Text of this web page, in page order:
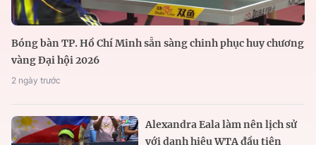
Bóng bàn TP. Hồ Chí Minh sẵn sàng chinh phục huy chương
vàng Đại hội 2026
2 ngày trước
Alexandra Eala làm nên lịch sử
với danh hiệu WTA đầu tiên